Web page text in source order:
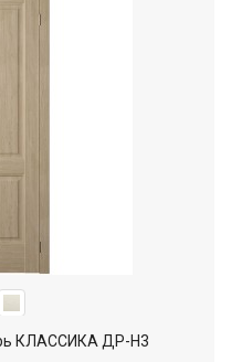
КЛАССИКА ДР-Н3